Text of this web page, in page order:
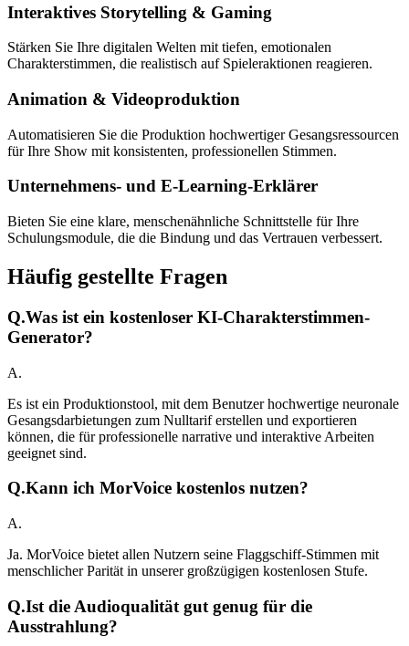
Interaktives Storytelling & Gaming
Stärken Sie Ihre digitalen Welten mit tiefen, emotionalen
Charakterstimmen, die realistisch auf Spieleraktionen reagieren.
Animation & Videoproduktion
Automatisieren Sie die Produktion hochwertiger Gesangsressourcen
für Ihre Show mit konsistenten, professionellen Stimmen.
Unternehmens- und E-Learning-Erklärer
Bieten Sie eine klare, menschenähnliche Schnittstelle für Ihre
Schulungsmodule, die die Bindung und das Vertrauen verbessert.
Häufig gestellte Fragen
Q.Was ist ein kostenloser KI-Charakterstimmen-
Generator?
A.
Es ist ein Produktionstool, mit dem Benutzer hochwertige neuronale
Gesangsdarbietungen zum Nulltarif erstellen und exportieren
können, die für professionelle narrative und interaktive Arbeiten
geeignet sind.
Q.Kann ich MorVoice kostenlos nutzen?
A.
Ja. MorVoice bietet allen Nutzern seine Flaggschiff-Stimmen mit
menschlicher Parität in unserer großzügigen kostenlosen Stufe.
Q.Ist die Audioqualität gut genug für die
Ausstrahlung?